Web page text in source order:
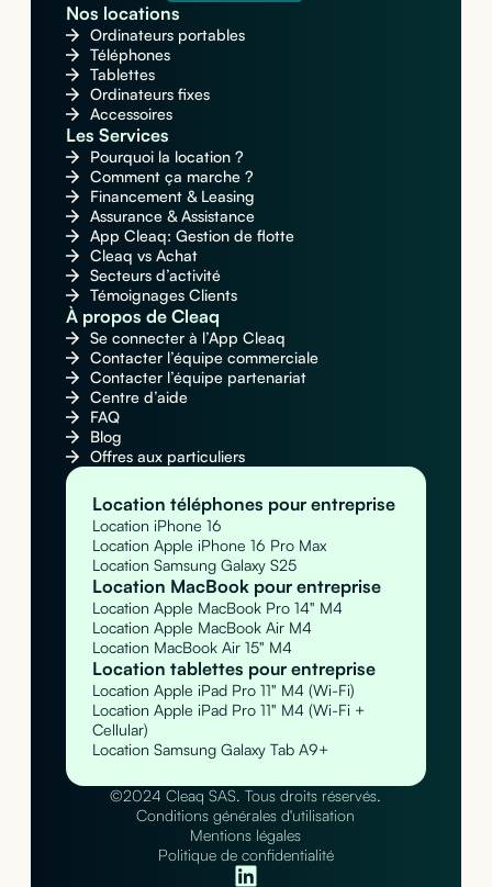
Nos locations
Ordinateurs portables
Téléphones
Tablettes
Ordinateurs fixes
Accessoires
Les Services
Pourquoi la location ?
Comment ça marche ?
Financement & Leasing
Assurance & Assistance
App Cleaq: Gestion de flotte
Cleaq vs Achat
Secteurs d’activité
Témoignages Clients
À propos de Cleaq
Se connecter à l’App Cleaq
Contacter l’équipe commerciale
Contacter l’équipe partenariat
Centre d’aide
FAQ
Blog
Offres aux particuliers
Location téléphones pour entreprise
Location iPhone 16
Location Apple iPhone 16 Pro Max
Location Samsung Galaxy S25
Location MacBook pour entreprise
Location Apple MacBook Pro 14" M4
Location Apple MacBook Air M4
Location MacBook Air 15" M4
Location tablettes pour entreprise
Location Apple iPad Pro 11" M4 (Wi-Fi)
Location Apple iPad Pro 11" M4 (Wi-Fi +
Cellular)
Location Samsung Galaxy Tab A9+
©2024 Cleaq SAS. Tous droits réservés.
Conditions générales d'utilisation
Mentions légales
Politique de confidentialité